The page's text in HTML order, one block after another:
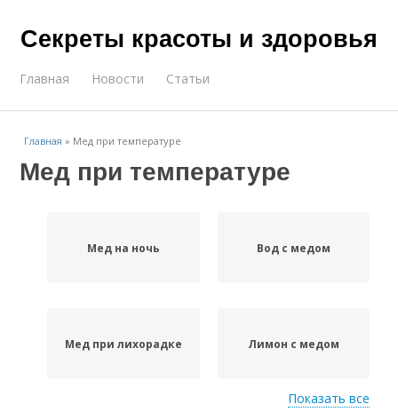
Секреты красоты и здоровья
Главная Новости Статьи
Главная » Мед при температуре
Мед при температуре
Мед на ночь Вод с медом
Мед при лихорадке Лимон с медом
Показать все